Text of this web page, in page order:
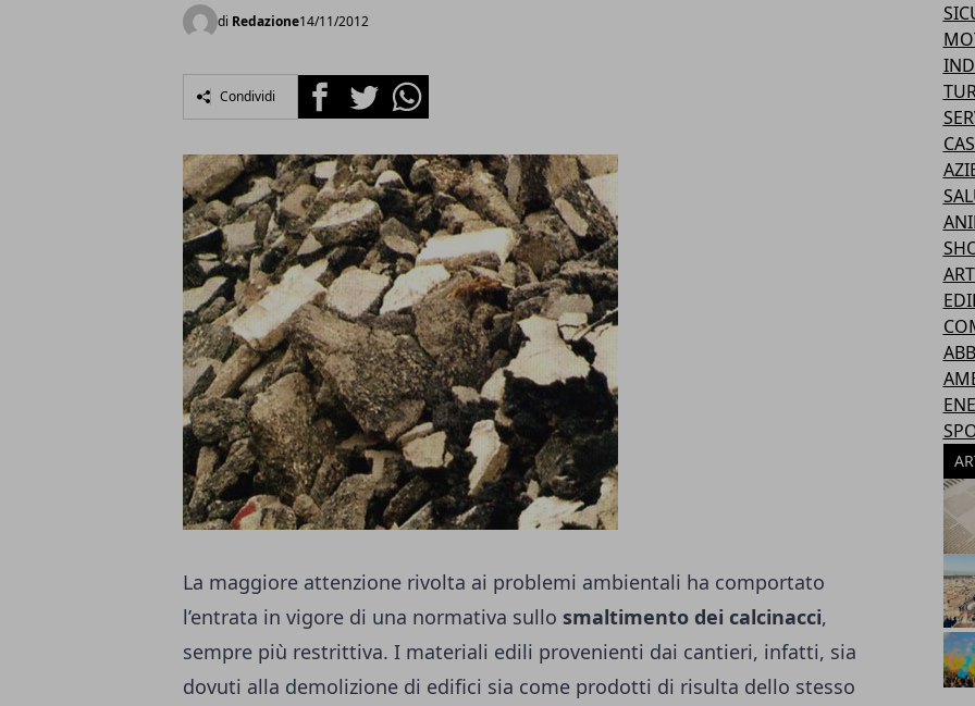
di Redazione14/11/2012
Condividi FacebookTwitterWhatsapp
La maggiore attenzione rivolta ai problemi ambientali ha comportato
l’entrata in vigore di una normativa sullo smaltimento dei calcinacci,
sempre più restrittiva. I materiali edili provenienti dai cantieri, infatti, sia
dovuti alla demolizione di edifici sia come prodotti di risulta dello stesso